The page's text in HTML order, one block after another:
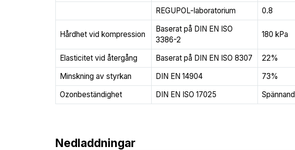
REGUPOL-laboratorium
0.8
Hårdhet vid kompression
Baserat på DIN EN ISO
3386-2
180 kPa
Elasticitet vid återgång Baserat på DIN EN ISO 8307 22%
Minskning av styrkan
DIN EN 14904 73%
Ozonbeständighet
DIN EN ISO 17025
Nedladdningar